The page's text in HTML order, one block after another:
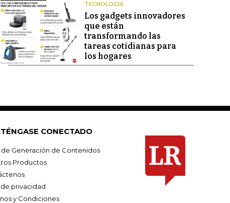
TECNOLOGÍA
Los gadgets innovadores
que están
transformando las
tareas cotidianas para
los hogares
CONECTADO
de Generación de Contenidos
Productos
de privacidad
y Condiciones